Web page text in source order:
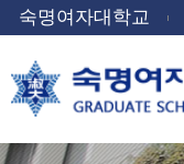
숙명여자대학교